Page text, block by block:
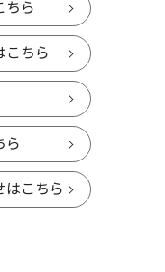
ちら
こちら
ら
はこちら